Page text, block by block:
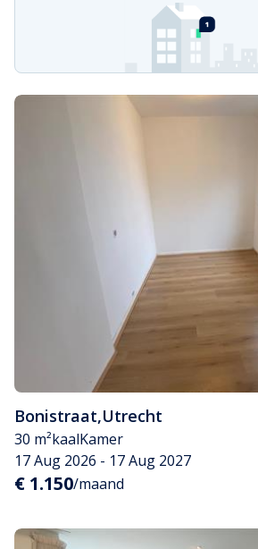
Bonistraat,Utrecht
30 m²kaalKamer
17 Aug 2026 - 17 Aug 2027
€ 1.150/maand